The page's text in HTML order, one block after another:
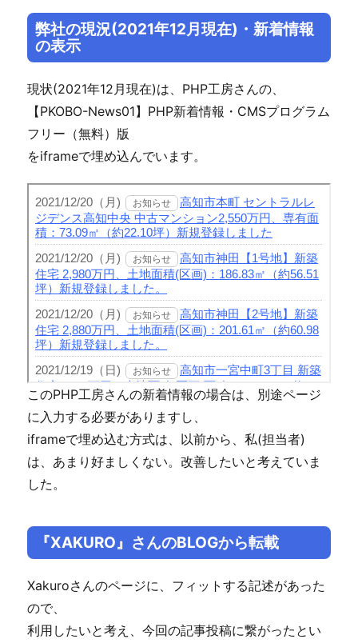
弊社の現況(2021年12月現在)・新着情報
の表示
現状(2021年12月現在)は、PHP工房さんの、
【PKOBO-News01】PHP新着情報・CMSプログラム
フリー（無料）版
をiframeで埋め込んでいます。
このPHP工房さんの新着情報の場合は、別途ページ
に入力する必要がありますし、
iframeで埋め込む方式は、以前から、私(担当者)
は、あまり好ましくない。改善したいと考えていま
した。
『XAKURO』さんのBLOGから転載
Xakuroさんのページに、フィットする記述があった
ので、
利用したいと考え、今回の記事投稿に繋がったとい